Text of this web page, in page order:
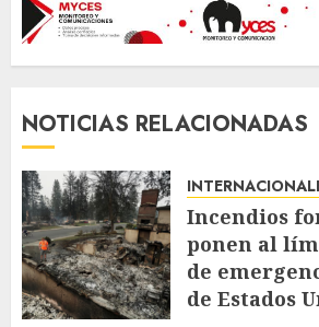
NOTICIAS RELACIONADAS
Incendios
ponen al
de
de Estados